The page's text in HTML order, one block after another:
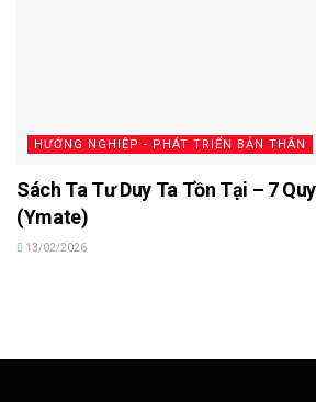
HƯỚNG NGHIỆP - PHÁT TRIỂN BẢN THÂN
Sách Ta Tư Duy Ta Tồn Tại – 7
(Ymate)
13/02/2026